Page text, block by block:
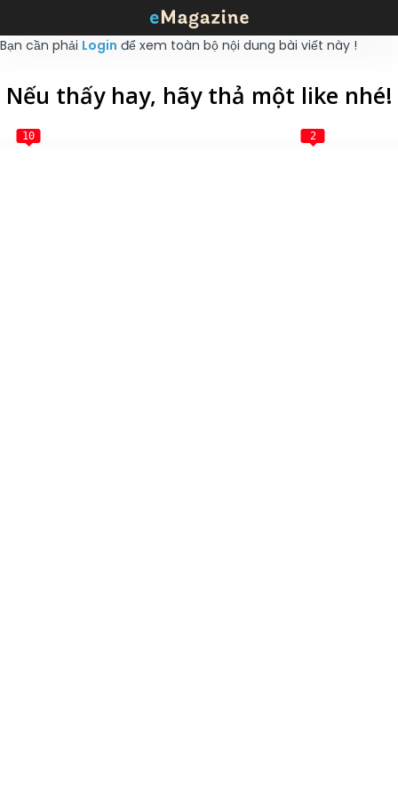
Bạn cần phải Login để xem toàn bộ nội dung bài viết này !
Nếu thấy hay, hãy thả một like nhé!
10 2